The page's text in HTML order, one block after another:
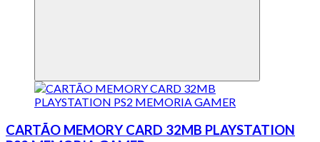
CARTÃO MEMORY CARD 32MB PLAYSTATION